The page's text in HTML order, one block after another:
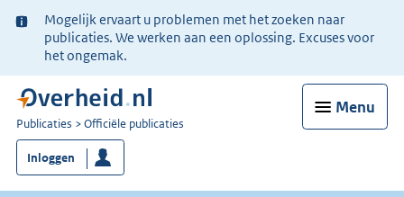
Ter
informatie:
Mogelijk ervaart u problemen met het zoeken naar
publicaties. We werken aan een oplossing. Excuses voor
het ongemak.
Menu
U
bent
nu
hier:
Publicaties Officiële publicaties
Inloggen